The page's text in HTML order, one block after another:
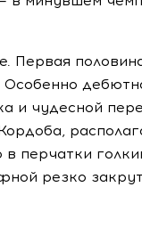
Первая
и чудесной
в перчатки
резко